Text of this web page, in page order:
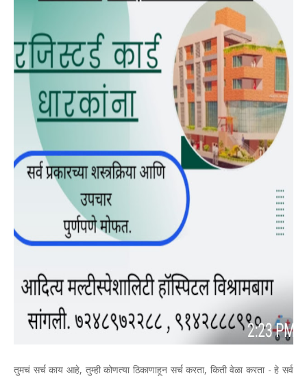
तुमचं सर्च काय आहे, तुम्ही कोणत्या ठिकाणाहून सर्च करता, किती वेळा करता - हे सर्व